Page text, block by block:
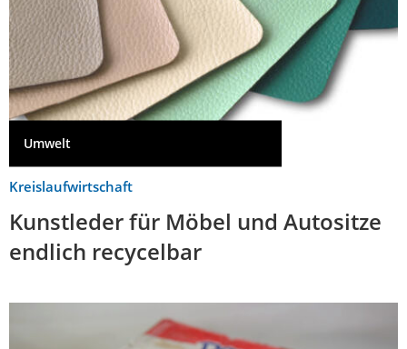
Umwelt
Kreislaufwirtschaft
Kunstleder für Möbel und Autositze
endlich recycelbar